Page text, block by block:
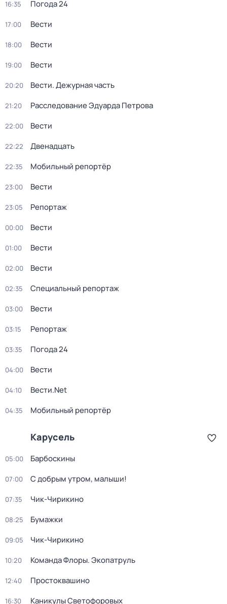
16:35 Погода 24
17:00 Вести
18:00 Вести
19:00 Вести
20:20 Вести. Дежурная часть
21:20 Расследование Эдуарда Петрова
22:00 Вести
22:22 Двенадцать
22:35 Мобильный репортёр
23:00 Вести
23:05 Репортаж
00:00 Вести
01:00 Вести
02:00 Вести
02:35 Специальный репортаж
03:00 Вести
03:15 Репортаж
03:35 Погода 24
04:00 Вести
04:10 Вести.Net
04:35 Мобильный репортёр
Карусель
05:00 Барбоскины
07:00 С добрым утром, малыши!
07:35 Чик-Чирикино
08:25 Бумажки
09:05 Чик-Чирикино
10:20 Команда Флоры. Экопатруль
12:40 Простоквашино
16:30 Каникулы Светофоровых